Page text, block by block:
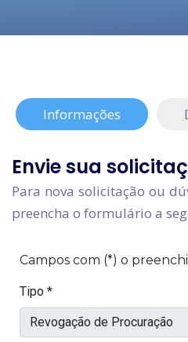
Informações
Envie sua
Para nova solicitação ou
preencha o formulário a